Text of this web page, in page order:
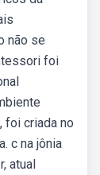
não se
foi
foi criada no
c na jônia
atual